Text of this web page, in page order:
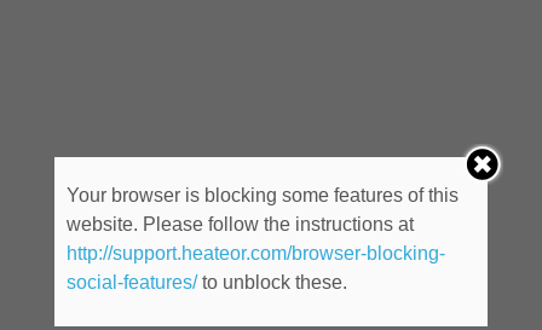
Your browser is blocking some features of this
website. Please follow the instructions at
http://support.heateor.com/browser-blocking-
social-features/to unblock these.